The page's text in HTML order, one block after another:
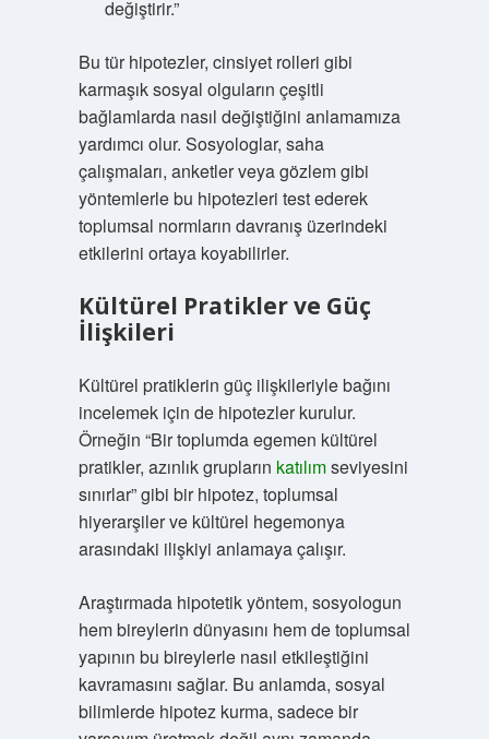
değiştirir.”
Bu tür hipotezler, cinsiyet rolleri gibi
karmaşık sosyal olguların çeşitli
bağlamlarda nasıl değiştiğini anlamamıza
yardımcı olur. Sosyologlar, saha
çalışmaları, anketler veya gözlem gibi
yöntemlerle bu hipotezleri test ederek
toplumsal normların davranış üzerindeki
etkilerini ortaya koyabilirler.
Kültürel Pratikler ve Güç
İlişkileri
Kültürel pratiklerin güç ilişkileriyle bağını
incelemek için de hipotezler kurulur.
Örneğin “Bir toplumda egemen kültürel
pratikler, azınlık grupların katılımseviyesini
sınırlar” gibi bir hipotez, toplumsal
hiyerarşiler ve kültürel hegemonya
arasındaki ilişkiyi anlamaya çalışır.
Araştırmada hipotetik yöntem, sosyologun
hem bireylerin dünyasını hem de toplumsal
yapının bu bireylerle nasıl etkileştiğini
kavramasını sağlar. Bu anlamda, sosyal
bilimlerde hipotez kurma, sadece bir